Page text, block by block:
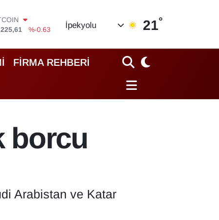
İpekyolu 21°
FİRMA REHBERİ
borcu
Arabistan ve Katar